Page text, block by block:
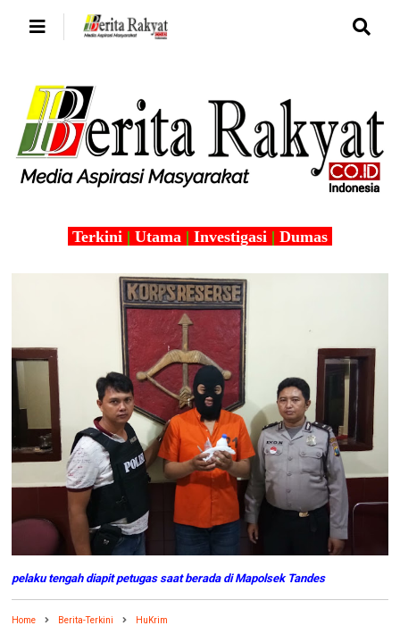
Terkini | Utama | Investigasi | Dumas
pelaku tengah diapit petugas saat berada di Mapolsek Tandes
Home Berita-Terkini HuKrim